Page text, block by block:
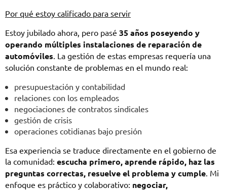
Por qué estoy calificado para servir
Estoy jubilado ahora, pero pasé 35 años poseyendo y
operando múltiples instalaciones de reparación de
automóviles. La gestión de estas empresas requería una
solución constante de problemas en el mundo real:
presupuestación y contabilidad
relaciones con los empleados
negociaciones de contratos sindicales
gestión de crisis
operaciones cotidianas bajo presión
Esa experiencia se traduce directamente en el gobierno de
la comunidad: escucha primero, aprende rápido, haz las
preguntas correctas, resuelve el problema y cumple. Mi
enfoque es práctico y colaborativo: negociar,